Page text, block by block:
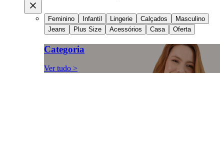
Feminino Infantil Lingerie Calçados
Masculino
Jeans
Plus Size Acessórios Casa Oferta
Categoria
Ver tudo >